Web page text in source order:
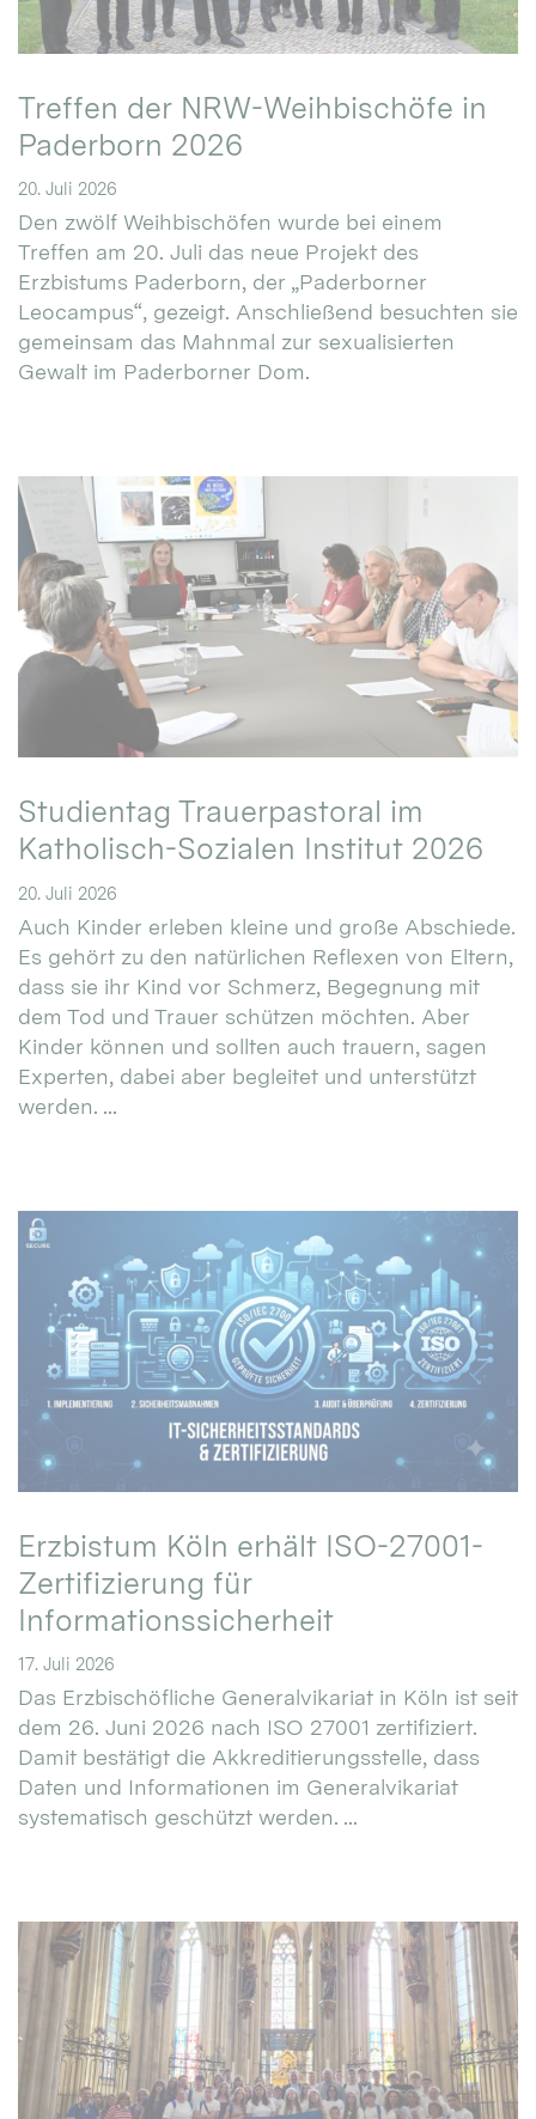
Treffen der NRW-Weihbischöfe in
Paderborn 2026
20. Juli 2026
Den zwölf Weihbischöfen wurde bei einem
Treffen am 20. Juli das neue Projekt des
Erzbistums Paderborn, der „Paderborner
Leocampus“, gezeigt. Anschließend besuchten sie
gemeinsam das Mahnmal zur sexualisierten
Gewalt im Paderborner Dom.
Studientag Trauerpastoral im
Katholisch-Sozialen Institut 2026
20. Juli 2026
Auch Kinder erleben kleine und große Abschiede.
Es gehört zu den natürlichen Reflexen von Eltern,
dass sie ihr Kind vor Schmerz, Begegnung mit
dem Tod und Trauer schützen möchten. Aber
Kinder können und sollten auch trauern, sagen
Experten, dabei aber begleitet und unterstützt
werden. ...
Erzbistum Köln erhält ISO-27001-
Zertifizierung für
Informationssicherheit
17. Juli 2026
Das Erzbischöfliche Generalvikariat in Köln ist seit
dem 26. Juni 2026 nach ISO 27001 zertifiziert.
Damit bestätigt die Akkreditierungsstelle, dass
Daten und Informationen im Generalvikariat
systematisch geschützt werden. ...